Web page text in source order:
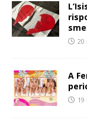
20
A
19